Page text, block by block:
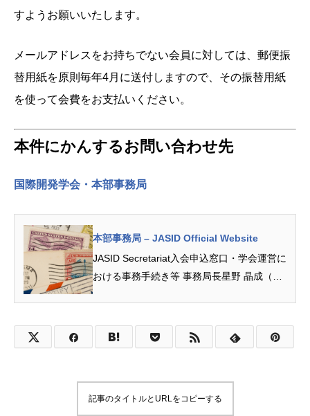
すようお願いいたします。
メールアドレスをお持ちでない会員に対しては、郵便振
替用紙を原則毎年4月に送付しますので、その振替用紙
を使って会費をお支払いください。
本件にかんするお問い合わせ先
国際開発学会・本部事務局
本部事務局 – JASID Official Website
JASID Secretariat入会申込窓口・学会運営に
おける事務手続き等 事務局長星野 晶成（名
記事のタイトルとURLをコピーする